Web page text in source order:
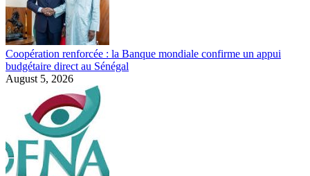
Coopération renforcée : la Banque mondiale confirme un appui
budgétaire direct au Sénégal
August 5, 2026